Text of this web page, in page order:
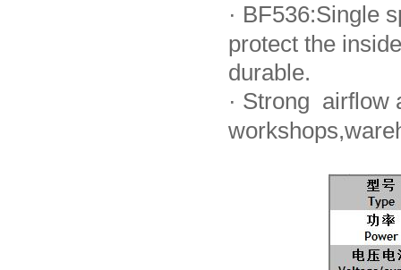
· BF536:Single
protect the
durable.
· Strong airflow